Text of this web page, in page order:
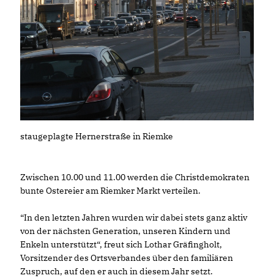
staugeplagte Hernerstraße in Riemke
Zwischen 10.00 und 11.00 werden die Christdemokraten
bunte Ostereier am Riemker Markt verteilen.
“In den letzten Jahren wurden wir dabei stets ganz aktiv
von der nächsten Generation, unseren Kindern und
Enkeln unterstützt“, freut sich Lothar Gräfingholt,
Vorsitzender des Ortsverbandes über den familiären
Zuspruch, auf den er auch in diesem Jahr setzt.